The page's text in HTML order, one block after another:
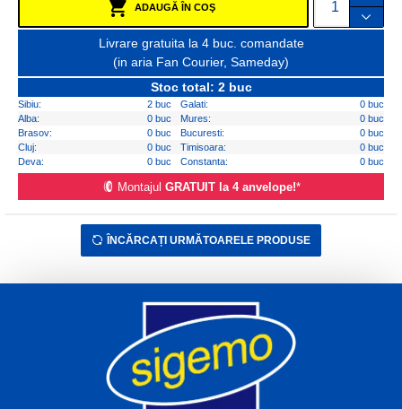
ADAUGĂ ÎN COŞ
Livrare gratuita la 4 buc. comandate
(in aria Fan Courier, Sameday)
Stoc total: 2 buc
Sibiu: 2 buc Galati:
0 buc
Alba:
0 buc Mures:
0 buc
Brasov:
0 buc Bucuresti:
0 buc
Cluj:
0 buc Timisoara:
0 buc
Deva:
0 buc Constanta: 0 buc
Montajul GRATUIT la 4 anvelope!*
ÎNCĂRCAȚI URMĂTOARELE PRODUSE